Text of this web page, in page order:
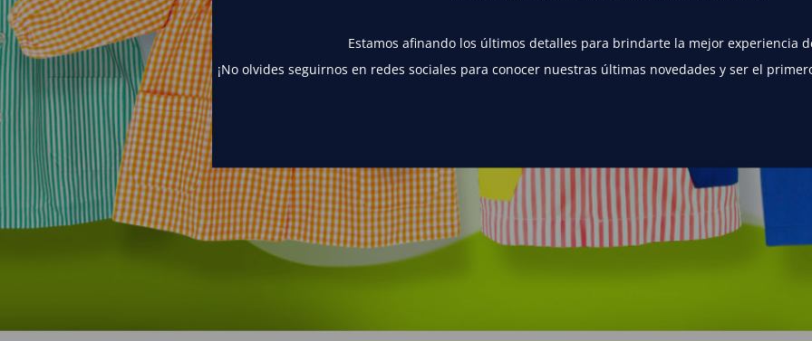
Estamos afinando los últimos detalles para brindarte la mejor experiencia
¡No olvides seguirnos en redes sociales para conocer nuestras últimas novedades y ser el